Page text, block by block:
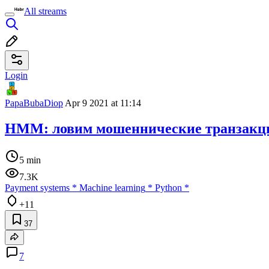
All streams
Login
PapaBubaDiop Apr 9 2021 at 11:14
HMM: ловим мошеннические
5 min
7.3K
Payment systems * Machine learning * Python *
+11
37
7